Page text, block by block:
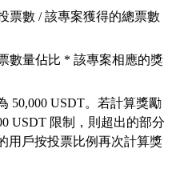
票數 / 該專案獲得的總票數
數量佔比 * 該專案相應的獎
50,000 USDT。若計算獎勵
USDT 限制，則超出的部分
用戶按投票比例再次計算獎